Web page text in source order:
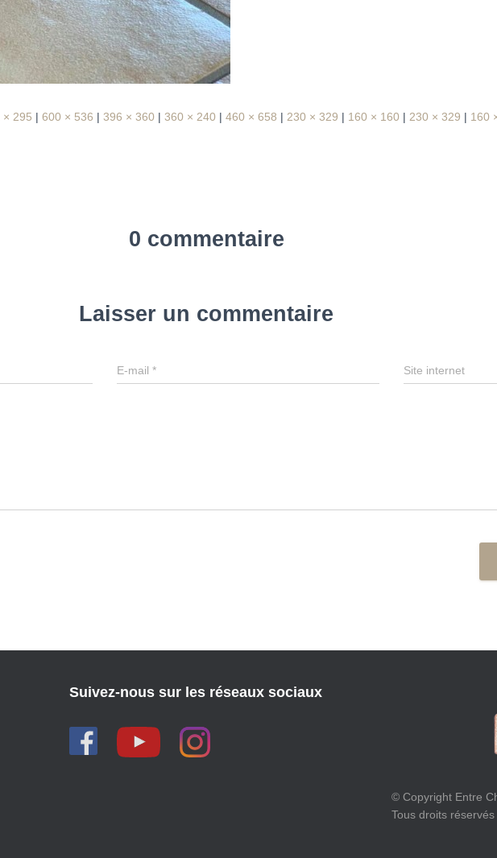
× 295 | 600 × 536 | 396 × 360 | 360 × 240 | 460 × 658 | 230 × 329 | 160 × 160 | 230 × 329 | 160
0 commentaire
Laisser un commentaire
E-mail* Site internet
Suivez-nous sur les réseaux sociaux
© Copyright Entre
Tous droits réservés